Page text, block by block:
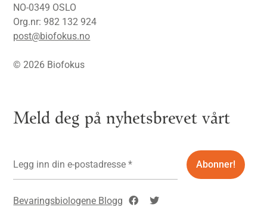
NO-0349 OSLO
Org.nr: 982 132 924
post@biofokus.no
© 2026 Biofokus
Meld deg på nyhetsbrevet vårt
Bevaringsbiologene Blogg